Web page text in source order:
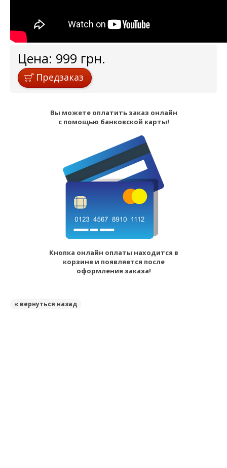
Цена: 999 грн.
Предзаказ
Вы можете оплатить заказ онлайн
с помощью банковской карты!
Кнопка онлайн оплаты находится в
корзине и появляется после
оформления заказа!
« вернуться назад